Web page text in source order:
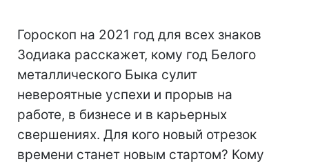
Гороскоп на 2021 год для всех знаков
Зодиака расскажет, кому год Белого
металлического Быка сулит
невероятные успехи и прорыв на
работе, в бизнесе и в карьерных
свершениях. Для кого новый отрезок
времени станет новым стартом? Кому